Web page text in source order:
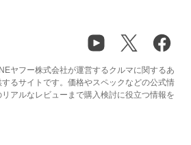
ヤフー株式会社が運営するクルマに関するあ
るサイトです。価格やスペックなどの公式情
アルなレビューまで購入検討に役立つ情報を